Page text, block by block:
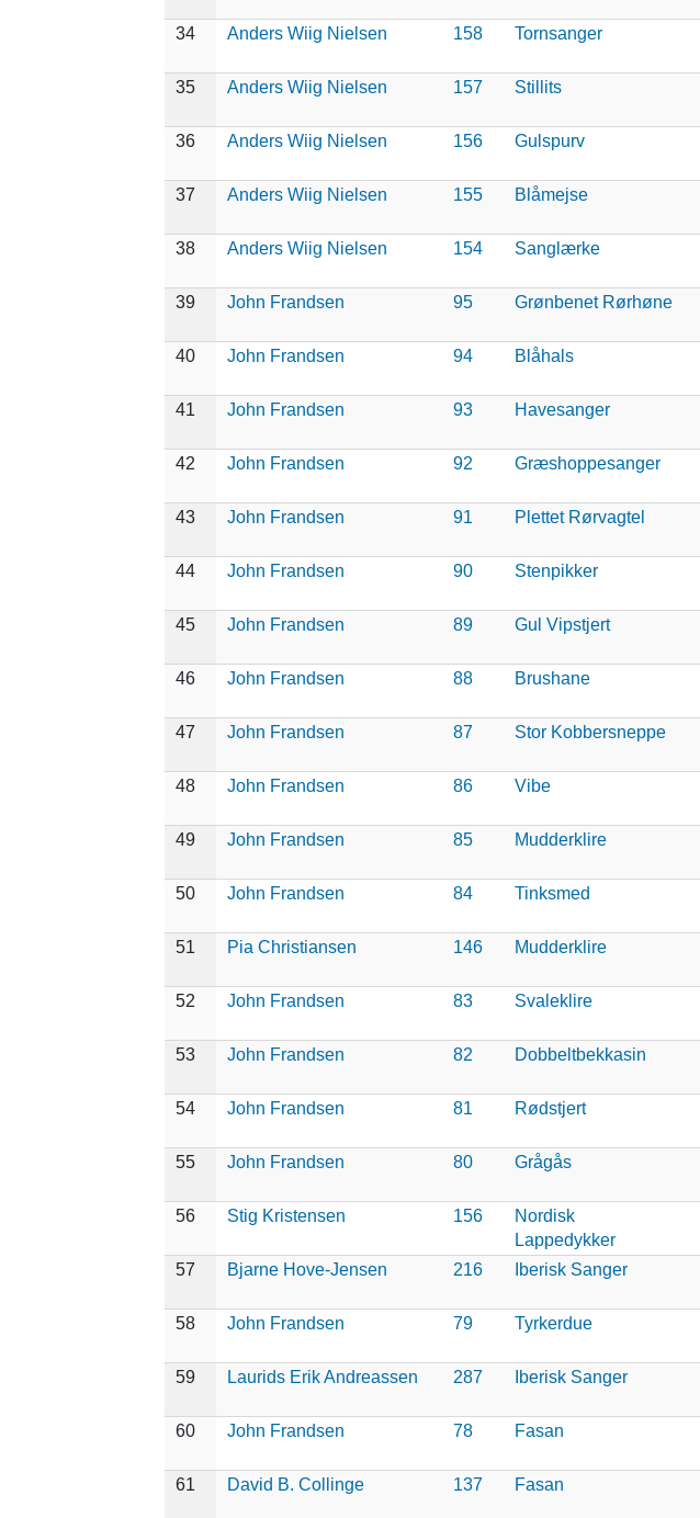
34
Anders Wiig Nielsen 158 Tornsanger
35
Anders Wiig Nielsen 157 Stillits
36
Anders Wiig Nielsen 156 Gulspurv
37
Anders Wiig Nielsen 155 Blåmejse
38
Anders Wiig Nielsen 154 Sanglærke
39
John Frandsen 95 Grønbenet Rørhøne
40
John Frandsen 94 Blåhals
41
John Frandsen 93 Havesanger
42
John Frandsen 92 Græshoppesanger
43
John Frandsen 91 Plettet Rørvagtel
44
John Frandsen 90 Stenpikker
45
John Frandsen 89 Gul Vipstjert
46
John Frandsen 88 Brushane
47
John Frandsen 87 Stor Kobbersneppe
48
John Frandsen 86 Vibe
49
John Frandsen 85 Mudderklire
50
John Frandsen 84 Tinksmed
51
Pia Christiansen 146 Mudderklire
52
John Frandsen 83 Svaleklire
53
John Frandsen 82 Dobbeltbekkasin
54
John Frandsen 81 Rødstjert
55
John Frandsen 80 Grågås
56
Stig Kristensen 156
Nordisk
Lappedykker
57
Bjarne Hove-Jensen 216 Iberisk Sanger
58
John Frandsen 79 Tyrkerdue
59
Laurids Erik Andreassen 287 Iberisk Sanger
60
John Frandsen 78 Fasan
61
David B. Collinge 137 Fasan